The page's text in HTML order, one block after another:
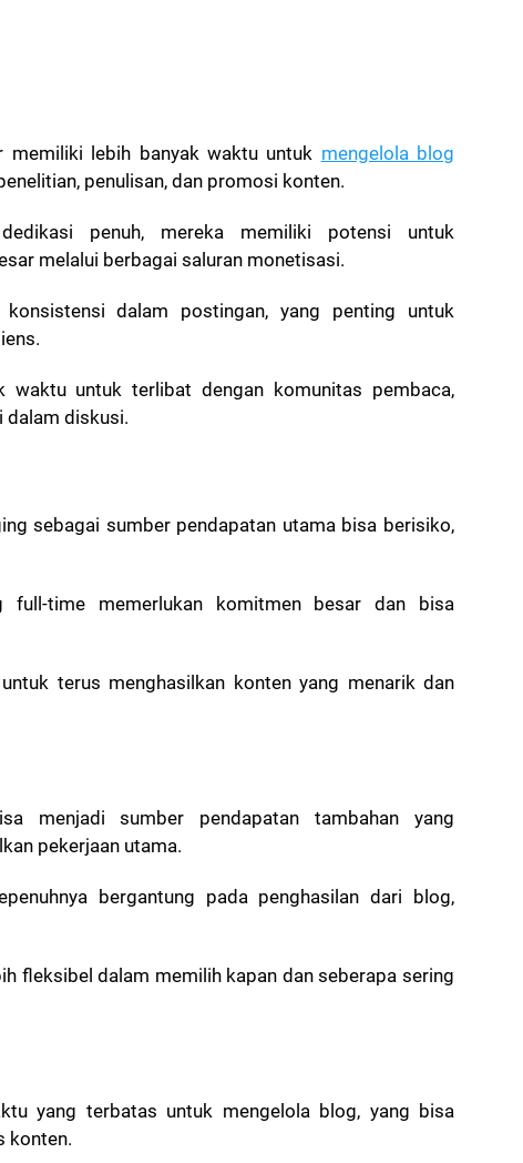
memiliki lebih banyak waktu untuk mengelola blog
penulisan, dan promosi konten.
penuh, mereka memiliki potensi untuk
melalui berbagai saluran monetisasi.
dalam postingan, yang penting untuk
waktu untuk terlibat dengan komunitas pembaca,
dalam diskusi.
sebagai sumber pendapatan utama bisa berisiko,
full-time memerlukan komitmen besar dan bisa
terus menghasilkan konten yang menarik dan
menjadi sumber pendapatan tambahan yang
pekerjaan utama.
bergantung pada penghasilan dari blog,
fleksibel dalam memilih kapan dan seberapa sering
yang terbatas untuk mengelola blog, yang bisa
konten.